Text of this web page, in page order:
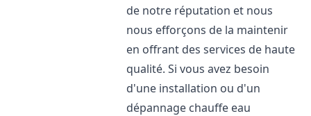
de notre réputation et nous
nous efforçons de la maintenir
en offrant des services de haute
qualité. Si vous avez besoin
d'une installation ou d'un
dépannage chauffe eau